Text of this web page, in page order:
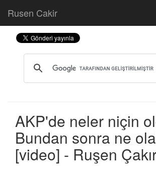
Rusen Cakir
AKP'de neler niçin
Bundan sonra ne
[video] - Ruşen